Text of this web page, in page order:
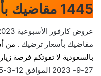
1445 مقاضيك بأسعار ترضيك
مقاضيك بأسعار ترضيك . من
بالسعودية لا تفوتكم فرصة
27-9- 2023 الموافق 12-3-1445